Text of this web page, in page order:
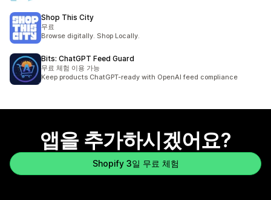
Shop This City
무료
Browse digitally. Shop Locally.
Bits: ChatGPT Feed Guard
무료 체험 이용 가능
Keep products ChatGPT-ready with OpenAI feed compliance
앱을 추가하시겠어요?
Shopify 3일 무료 체험